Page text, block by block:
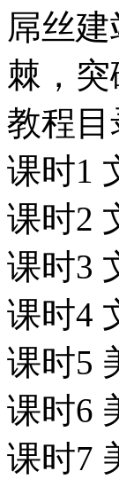
屌丝
棘，
教程目
课时1
课时2
课时3
课时4
课时5
课时6
课时7